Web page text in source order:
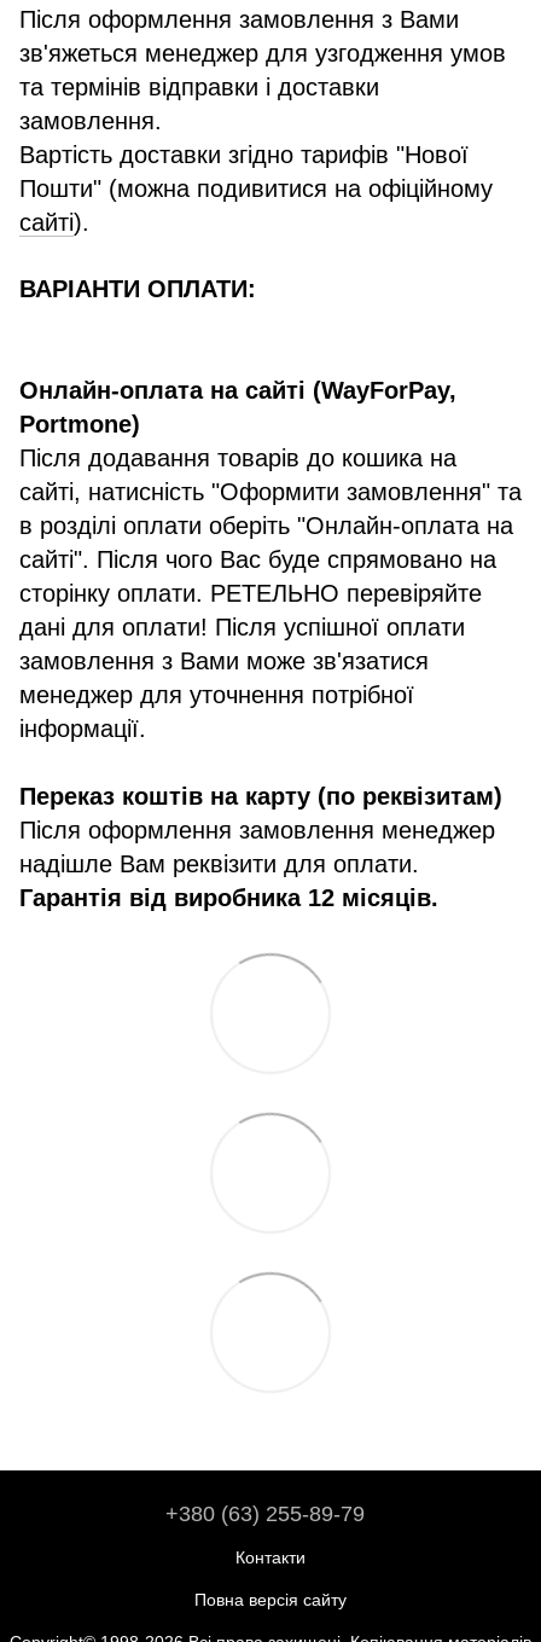
Після оформлення замовлення з Вами
зв'яжеться менеджер для узгодження умов
та термінів відправки і доставки
замовлення.
Вартість доставки згідно тарифів "Нової
Пошти" (можна подивитися на офіційному
сайті).
ВАРІАНТИ ОПЛАТИ:
Онлайн-оплата на сайті (WayForPay,
Portmone)
Після додавання товарів до кошика на
сайті, натисність "Оформити замовлення" та
в розділі оплати оберіть "Онлайн-оплата на
сайті". Після чого Вас буде спрямовано на
сторінку оплати. РЕТЕЛЬНО перевіряйте
дані для оплати! Після успішної оплати
замовлення з Вами може зв'язатися
менеджер для уточнення потрібної
інформації.
Переказ коштів на карту (по реквізитам)
Після оформлення замовлення менеджер
надішле Вам реквізити для оплати.
Гарантія від виробника 12 місяців.
+380 (63) 255-89-79
Контакти
Повна версія сайту